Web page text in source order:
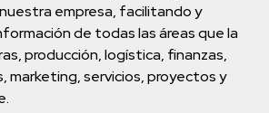
empresa, facilitando y
de todas las áreas que la
producción, logística, finanzas,
marketing, servicios, proyectos y